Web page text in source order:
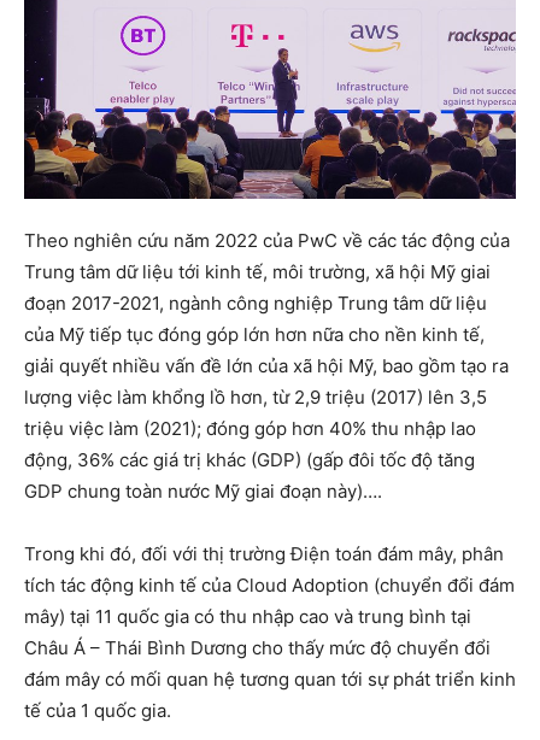
Theo nghiên cứu năm 2022 của PwC về các tác động của
Trung tâm dữ liệu tới kinh tế, môi trường, xã hội Mỹ giai
đoạn 2017-2021, ngành công nghiệp Trung tâm dữ liệu
của Mỹ tiếp tục đóng góp lớn hơn nữa cho nền kinh tế,
giải quyết nhiều vấn đề lớn của xã hội Mỹ, bao gồm tạo ra
lượng việc làm khổng lồ hơn, từ 2,9 triệu (2017) lên 3,5
triệu việc làm (2021); đóng góp hơn 40% thu nhập lao
động, 36% các giá trị khác (GDP) (gấp đôi tốc độ tăng
GDP chung toàn nước Mỹ giai đoạn này)….
Trong khi đó, đối với thị trường Điện toán đám mây, phân
tích tác động kinh tế của Cloud Adoption (chuyển đổi đám
mây) tại 11 quốc gia có thu nhập cao và trung bình tại
Châu Á – Thái Bình Dương cho thấy mức độ chuyển đổi
đám mây có mối quan hệ tương quan tới sự phát triển kinh
tế của 1 quốc gia.